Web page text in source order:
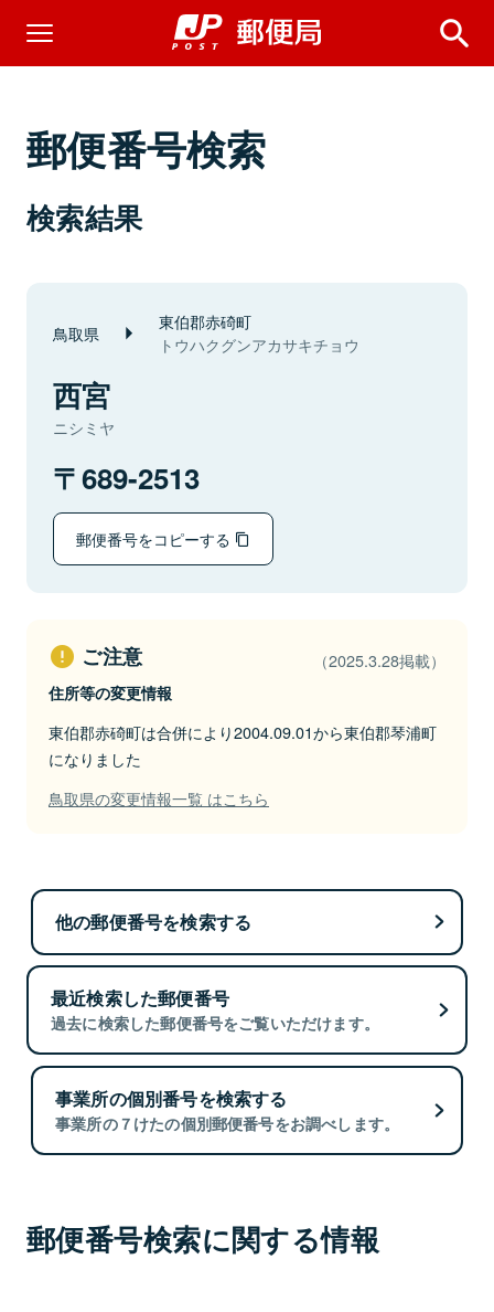
郵便番号検索
検索結果
鳥取県 東伯郡赤碕町
トウハクグンアカサキチョウ
西宮
ニシミヤ
689-2513
郵便番号をコピーする
ご注意 （2025.3.28掲載）
住所等の変更情報
東伯郡赤碕町は合併により2004.09.01から東伯郡琴浦町
になりました
鳥取県の変更情報一覧 はこちら
他の郵便番号を検索する
最近検索した郵便番号
過去に検索した郵便番号をご覧いただけます。
事業所の個別番号を検索する
事業所の７けたの個別郵便番号をお調べします。
郵便番号検索に関する情報